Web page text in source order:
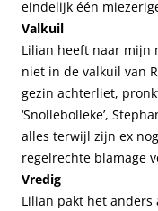
eindelijk één
Valkuil
Lilian heeft naar mijn
niet in de valkuil van
gezin achterliet,
‘Snollebolleke’,
alles terwijl zijn ex
regelrechte blamage
Vredig
Lilian pakt het